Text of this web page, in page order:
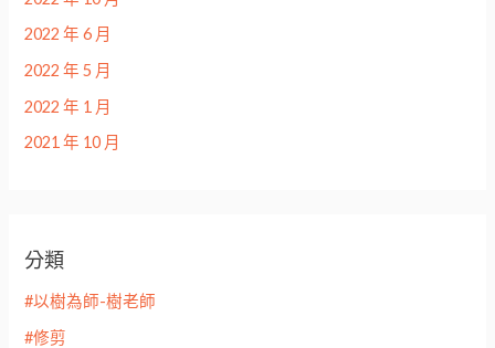
2022 年 6 月
2022 年 5 月
2022 年 1 月
2021 年 10 月
分類
#以樹為師-樹老師
#修剪